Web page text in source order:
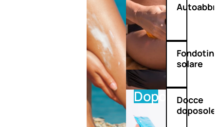
Doposole
solare
Docce
doposole